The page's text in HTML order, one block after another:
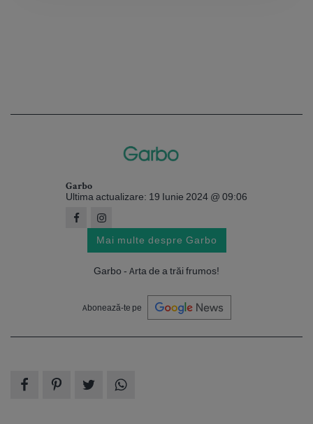
Garbo
Ultima actualizare: 19 Iunie 2024 @ 09:06
Mai multe despre Garbo
Garbo - Arta de a trăi frumos!
Abonează-te pe